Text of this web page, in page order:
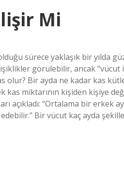
Mi
sürece yaklaşık bir yılda
görülebilir, ancak “vücut
olur? Bir ayda ne kadar kas
kas miktarının kişiden kişiye
açıkladı: “Ortalama bir erkek
Bir vücut kaç ayda